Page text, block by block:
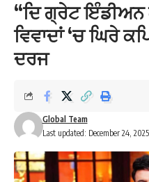
“ਦਿ ਗ੍ਰੇਟ
ਵਿਵਾਦਾਂ ‘ਚ ਘਿਰੇ
ਦਰਜ
Last updated: December 24,
Global Team